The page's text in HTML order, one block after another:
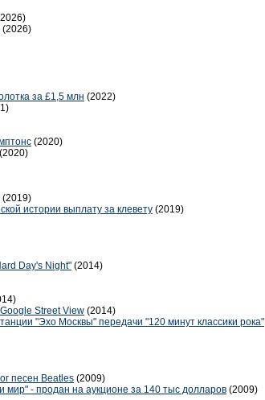
(2026)
за £1,5 млн (2022)
(2020)
(2020)
(2019)
истории выплату за клевету (2019)
Day's Night" (2014)
Street View (2014)
"Эхо Москвы" передачи "120 минут классики рока"
песен Beatles (2009)
- продан на аукционе за 140 тыс долларов (2009)